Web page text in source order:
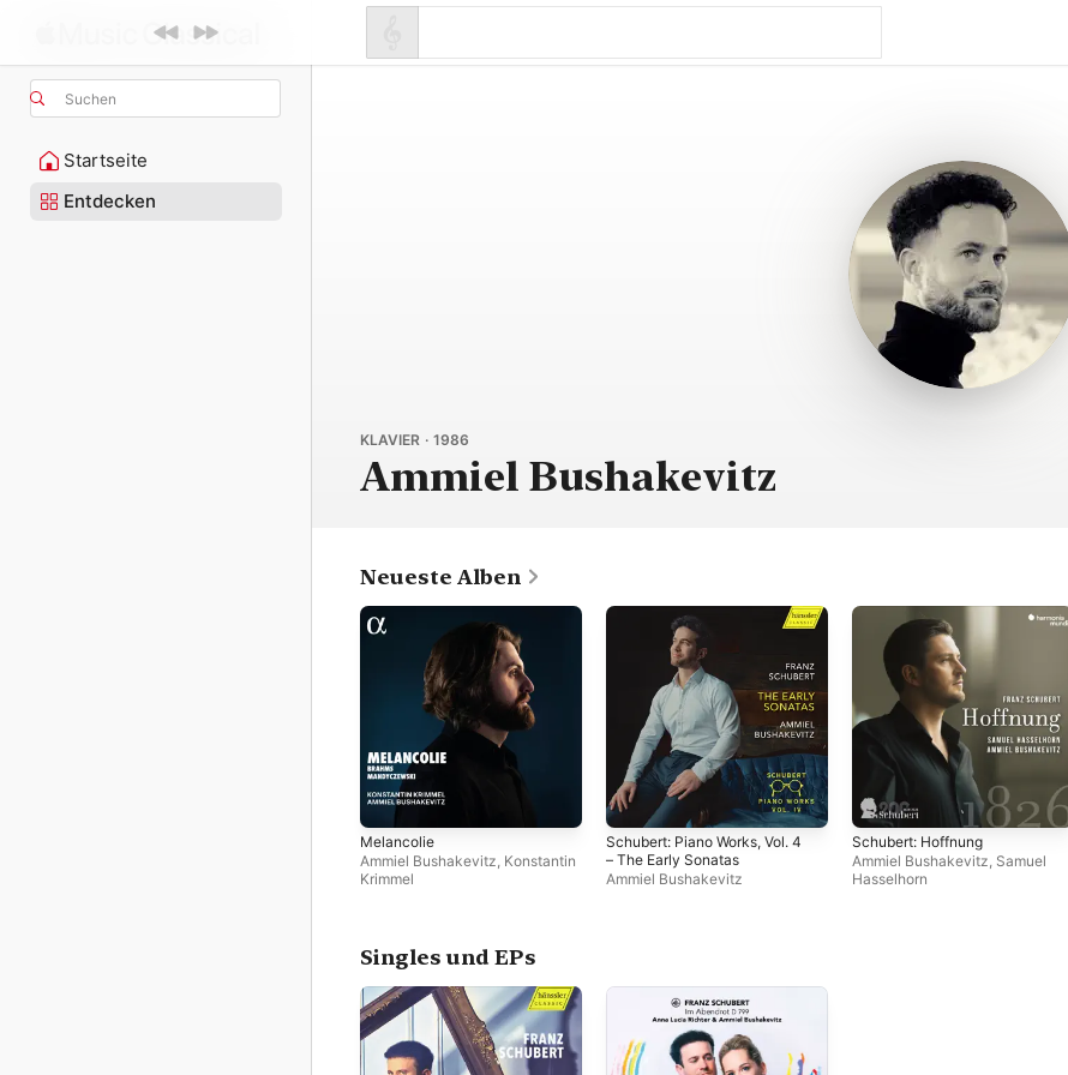
Suchen
Startseite
Entdecken
KLAVIER · 1986
Ammiel Bushakevitz
Neueste Alben
Melancolie
Ammiel Bushakevitz Konstantin
Krimmel
Schubert: Piano Works, Vol. 4
– The Early Sonatas
Ammiel Bushakevitz
Schubert: Hoffnung
Ammiel Bushakevitz Samuel
Hasselhorn
Singles und EPs